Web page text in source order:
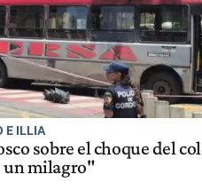
E ILLIA
sobre el choque del
un milagro"